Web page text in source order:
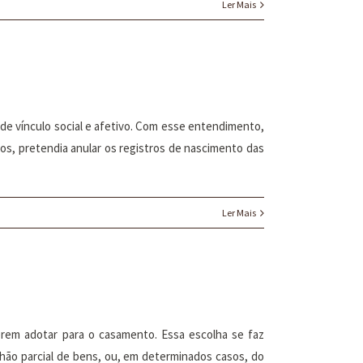
Ler Mais
vínculo social e afetivo. Com esse entendimento,
pretendia anular os registros de nascimento das
Ler Mais
adotar para o casamento. Essa escolha se faz
parcial de bens, ou, em determinados casos, do